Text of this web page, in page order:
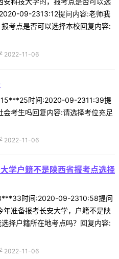
09-2313:12提问内容:老师我
考点是否可以选择本校回复内容:
2022-11-06
时间:2020-09-2311:39提
考生吗回复内容:请选择考位充足
2022-11-06
学户籍不是陕西省报考点选择
时间:2020-09-2310:58提问
准备报考长安大学，户籍不是陕
择户籍所在地考点吗？回复内容:
2022-11-06